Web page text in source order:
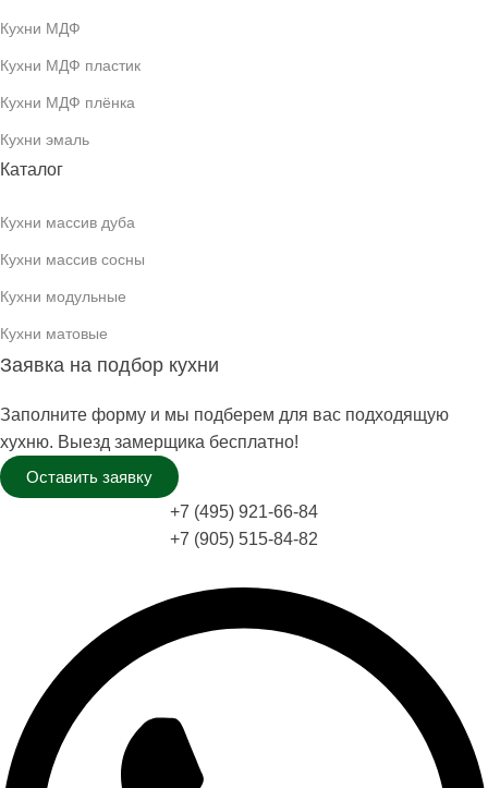
Кухни МДФ
Кухни МДФ пластик
Кухни МДФ плёнка
Кухни эмаль
Каталог
Кухни массив дуба
Кухни массив сосны
Кухни модульные
Кухни матовые
Заявка на подбор кухни
Заполните форму и мы подберем для вас подходящую
хухню. Выезд замерщика бесплатно!
Оставить заявку
+7 (495) 921-66-84
+7 (905) 515-84-82